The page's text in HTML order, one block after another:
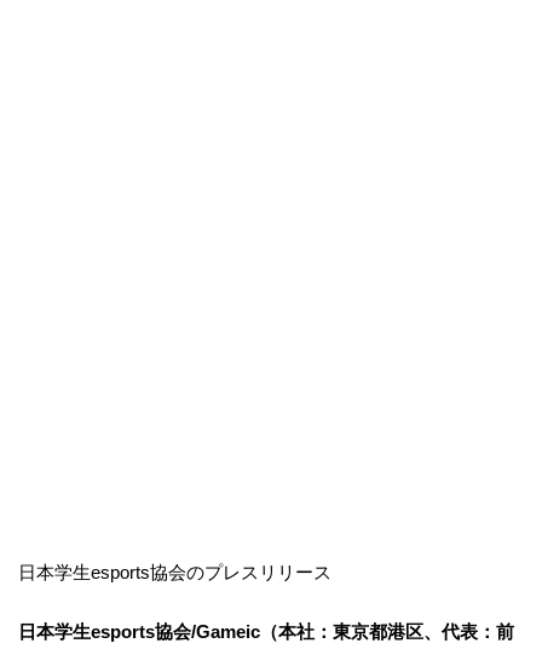
日本学生esports協会のプレスリリース
日本学生esports協会/Gameic（本社：東京都港区、代表：前